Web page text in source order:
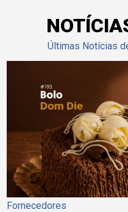
Últimas Notícias
Fornecedores